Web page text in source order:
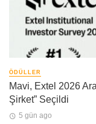
ÖDÜLLER
Mavi, Extel 2026
Şirket” Seçildi
5 gün ago